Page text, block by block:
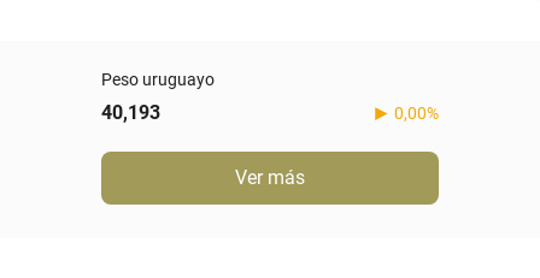
Peso uruguayo
40,193 0,00%
Ver más